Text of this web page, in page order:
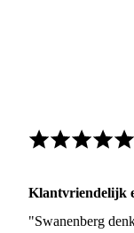
Klantvriendelijk
"Swanenberg